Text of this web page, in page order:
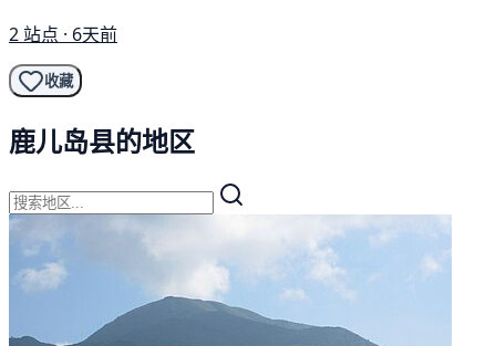
2 站点 · 6天前
收藏
鹿儿岛县的地区